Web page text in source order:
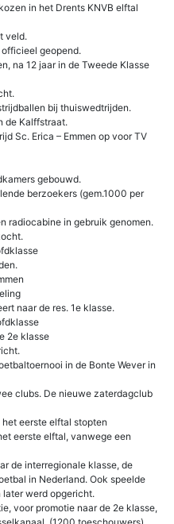
in het Drents KNVB elftal
veld.
geopend.
na 12 jaar in de Tweede Klasse
bij thuiswedtrijden.
de Kalffstraat.
Sc. Erica – Emmen op voor TV
gebouwd.
berzoekers (gem.1000 per
radiocabine in gebruik genomen.
naar de res. 1e klasse.
2e klasse
in de Bonte Wever in
clubs. De nieuwe zaterdagclub
eerste elftal stopten
eerste elftal, vanwege een
de interregionale klasse, de
in Nederland. Ook speelde
werd opgericht.
voor promotie naar de 2e klasse,